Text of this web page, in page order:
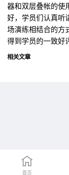
器和双层叠帐的使
好，学员们认真听
场演练相结合的方
得到学员的一致好
相关文章
首页
首页